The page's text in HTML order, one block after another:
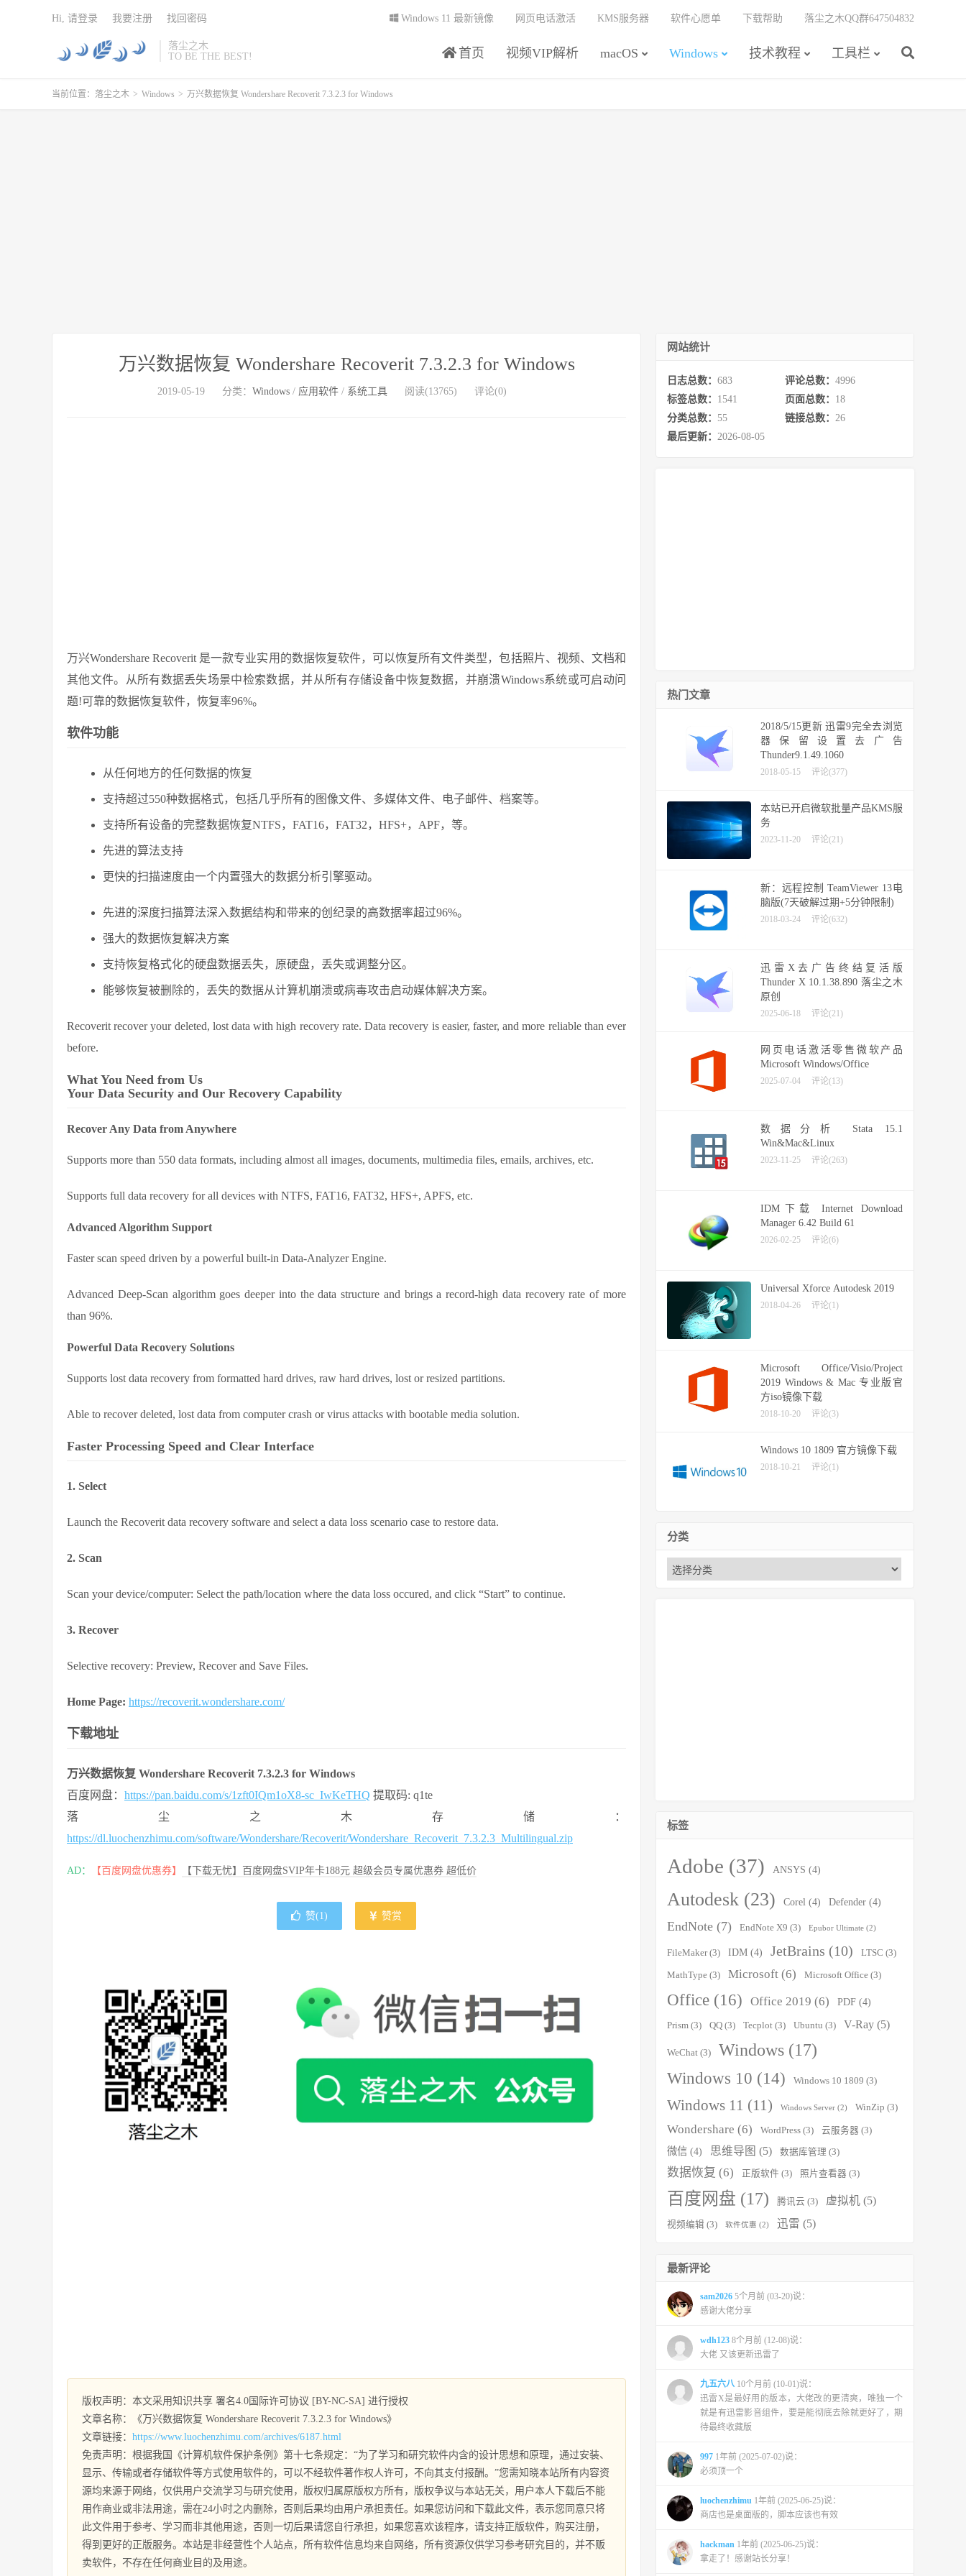
落尘之木
TO BE THE BEST!
首页 视频VIP解析 macOS Windows 技术教程 工具栏
Windows 11 最新镜像 网页电话激活 KMS服务器 软件心愿单 下载帮助 落尘之木QQ群647504832
Hi, 请登录 我要注册 找回密码
当前位置： 落尘之木 > Windows > 万兴数据恢复 Wondershare Recoverit 7.3.2.3 for Windows
万兴数据恢复 Wondershare Recoverit 7.3.2.3 for Windows
2019-05-19 分类： Windows / 应用软件 / 系统工具 阅读(13765) 评论(0)
万兴Wondershare Recoverit 是一款专业实用的数据恢复软件，可以恢复所有文件类型，包括照片、视频、文档和
其他文件。从所有数据丢失场景中检索数据，并从所有存储设备中恢复数据，并崩溃Windows系统或可启动问
题!可靠的数据恢复软件，恢复率96%。
软件功能
从任何地方的任何数据的恢复
支持超过550种数据格式，包括几乎所有的图像文件、多媒体文件、电子邮件、档案等。
支持所有设备的完整数据恢复NTFS，FAT16，FAT32，HFS+，APF，等。
先进的算法支持
更快的扫描速度由一个内置强大的数据分析引擎驱动。
先进的深度扫描算法深入数据结构和带来的创纪录的高数据率超过96%。
强大的数据恢复解决方案
支持恢复格式化的硬盘数据丢失，原硬盘，丢失或调整分区。
能够恢复被删除的，丢失的数据从计算机崩溃或病毒攻击启动媒体解决方案。
Recoverit recover your deleted, lost data with high recovery rate. Data recovery is easier, faster, and more reliable than ever
before.
What You Need from Us
Your Data Security and Our Recovery Capability
Recover Any Data from Anywhere
Supports more than 550 data formats, including almost all images, documents, multimedia files, emails, archives, etc.
Supports full data recovery for all devices with NTFS, FAT16, FAT32, HFS+, APFS, etc.
Advanced Algorithm Support
Faster scan speed driven by a powerful built-in Data-Analyzer Engine.
Advanced Deep-Scan algorithm goes deeper into the data structure and brings a record-high data recovery rate of more
than 96%.
Powerful Data Recovery Solutions
Supports lost data recovery from formatted hard drives, raw hard drives, lost or resized partitions.
Able to recover deleted, lost data from computer crash or virus attacks with bootable media solution.
Faster Processing Speed and Clear Interface
1. Select
Launch the Recoverit data recovery software and select a data loss scenario case to restore data.
2. Scan
Scan your device/computer: Select the path/location where the data loss occured, and click “Start” to continue.
3. Recover
Selective recovery: Preview, Recover and Save Files.
Home Page: https://recoverit.wondershare.com/
下载地址
万兴数据恢复 Wondershare Recoverit 7.3.2.3 for Windows
百度网盘： https://pan.baidu.com/s/1zft0IQm1oX8-sc_IwKeTHQ 提取码: q1te
落尘之木存储：
https://dl.luochenzhimu.com/software/Wondershare/Recoverit/Wondershare_Recoverit_7.3.2.3_Multilingual.zip
AD： 【百度网盘优惠券】 【下载无忧】百度网盘SVIP年卡188元 超级会员专属优惠券 超低价
赞(1) 赞赏
版权声明：本文采用知识共享 署名4.0国际许可协议 [BY-NC-SA] 进行授权
文章名称：《万兴数据恢复 Wondershare Recoverit 7.3.2.3 for Windows》
文章链接： https://www.luochenzhimu.com/archives/6187.html
免责声明：根据我国《计算机软件保护条例》第十七条规定：“为了学习和研究软件内含的设计思想和原理，通过安装、
显示、传输或者存储软件等方式使用软件的，可以不经软件著作权人许可，不向其支付报酬。”您需知晓本站所有内容资
源均来源于网络，仅供用户交流学习与研究使用，版权归属原版权方所有，版权争议与本站无关，用户本人下载后不能
用作商业或非法用途，需在24小时之内删除，否则后果均由用户承担责任。如果您访问和下载此文件，表示您同意只将
此文件用于参考、学习而非其他用途，否则一切后果请您自行承担，如果您喜欢该程序，请支持正版软件，购买注册，
得到更好的正版服务。本站是非经营性个人站点，所有软件信息均来自网络，所有资源仅供学习参考研究目的，并不贩
卖软件，不存在任何商业目的及用途。
网站统计
日志总数： 683 评论总数： 4996
标签总数： 1541 页面总数： 18
分类总数： 55 链接总数： 26
最后更新： 2026-08-05
热门文章
2018/5/15更新 迅雷9完全去浏览
器保留设置去广告
Thunder9.1.49.1060
2018-05-15 评论(377)
本站已开启微软批量产品KMS服
务
2023-11-20 评论(21)
新：远程控制 TeamViewer 13电
脑版(7天破解过期+5分钟限制)
2018-03-24 评论(632)
迅雷X去广告终结复活版
Thunder X 10.1.38.890 落尘之木
原创
2025-06-18 评论(21)
网页电话激活零售微软产品
Microsoft Windows/Office
2025-07-04 评论(13)
数据分析 Stata 15.1
Win&Mac&Linux
2023-11-25 评论(263)
IDM下载 Internet Download
Manager 6.42 Build 61
2026-02-25 评论(6)
Universal Xforce Autodesk 2019
2018-04-26 评论(1)
Microsoft Office/Visio/Project
2019 Windows & Mac 专业版官
方iso镜像下载
2018-10-20 评论(3)
Windows 10 1809 官方镜像下载
2018-10-21 评论(1)
分类
标签
Adobe (37) ANSYS (4)
Autodesk (23) Corel (4) Defender (4)
EndNote (7) EndNote X9 (3) Epubor Ultimate (2)
FileMaker(3) IDM (4) JetBrains (10) LTSC (3)
MathType (3) Microsoft (6) Microsoft Office (3)
Office (16) Office 2019 (6) PDF (4)
Prism (3) QQ (3) Tecplot (3) Ubuntu (3) V-Ray (5)
WeChat (3) Windows (17)
Windows 10 (14) Windows 10 1809 (3)
Windows 11 (11) Windows Server (2) WinZip (3)
Wondershare (6) WordPress (3) 云服务器 (3)
微信 (4) 思维导图 (5) 数据库管理 (3)
数据恢复 (6) 正版软件 (3) 照片查看器 (3)
百度网盘 (17) 腾讯云 (3) 虚拟机 (5)
视频编辑 (3) 软件优惠 (2) 迅雷 (5)
最新评论
sam2026 5个月前 (03-20)说：
感谢大佬分享
wdh123 8个月前 (12-08)说：
大佬 又该更新迅雷了
九五六八 10个月前 (10-01)说：
迅雷X是最好用的版本，大佬改的更清爽，唯独一个
就是有迅雷影音组件，要是能彻底去除就更好了，期
待最终收藏版
997 1年前 (2025-07-02)说：
必须顶一个
luochenzhimu 1年前 (2025-06-25)说：
商店也是桌面版的，脚本应该也有效
hackman 1年前 (2025-06-25)说：
拿走了！感谢站长分享！